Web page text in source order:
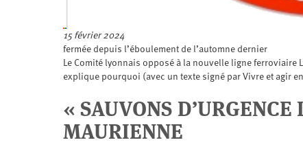
15 février 2024
fermée depuis l’éboulement de l’automne dernier
Le Comité lyonnais opposé à la nouvelle ligne
explique pourquoi (avec un texte signé par Vivre et agir
« SAUVONS
MAURIENNE